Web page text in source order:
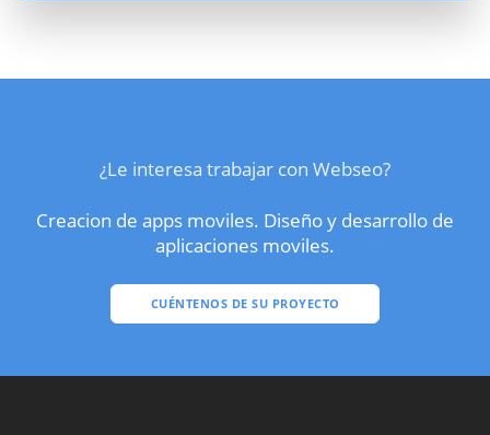
¿Le interesa trabajar con Webseo?
Creacion de apps moviles. Diseño y desarrollo de
aplicaciones moviles.
CUÉNTENOS DE SU PROYECTO